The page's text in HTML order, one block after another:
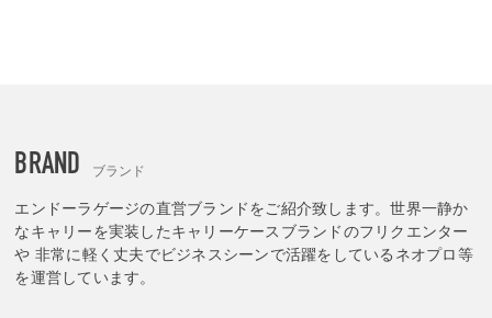
BRAND ブランド
エンドーラゲージの直営ブランドをご紹介致します。世界一静か
なキャリーを実装したキャリーケースブランドのフリクエンター
や 非常に軽く丈夫でビジネスシーンで活躍をしているネオプロ等
を運営しています。